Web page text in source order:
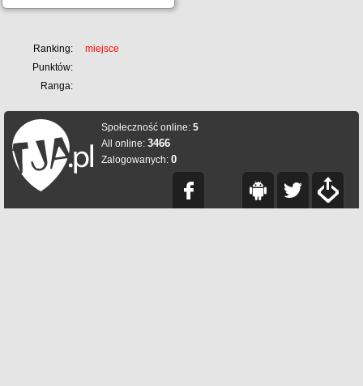
Ranking:
miejsce
Punktów:
Ranga:
Społeczność online: 5
All online: 3466
Zalogowanych: 0